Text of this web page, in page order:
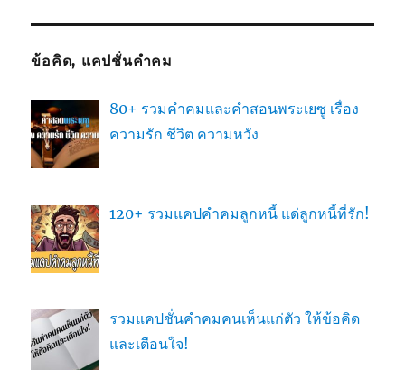
ข้อคิด, แคปชั่นคำคม
80+ รวมคำคมและคำสอนพระเยซู เรื่อง
ความรัก ชีวิต ความหวัง
120+ รวมแคปคำคมลูกหนี้ แด่ลูกหนี้ที่รัก!
รวมแคปชั่นคำคมคนเห็นแก่ตัว ให้ข้อคิด
และเตือนใจ!